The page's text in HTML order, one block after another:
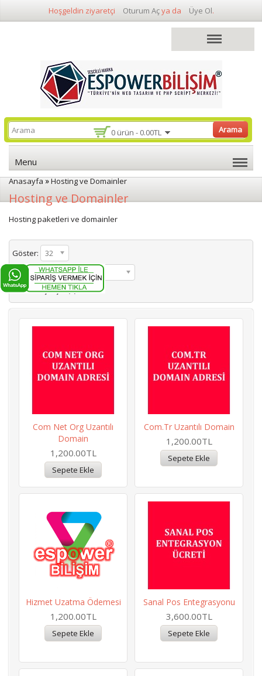
Hoşgeldin ziyaretçi Oturum Açya da Üye Ol.
0 ürün - 0.00TL Arama
Menu
Anasayfa»Hosting ve Domainler
Hosting ve Domainler
Hosting paketleri ve domainler
Göster:
32
Sırala:
Varsayılan
Ürün Karşılaştır (0)
Com Net Org Uzantılı
Domain
1,200.00TL
Com.tr Uzantılı Domain
1,200.00TL
Hizmet Uzatma Ödemesi
1,200.00TL
Sanal Pos Entegrasyonu
3,600.00TL